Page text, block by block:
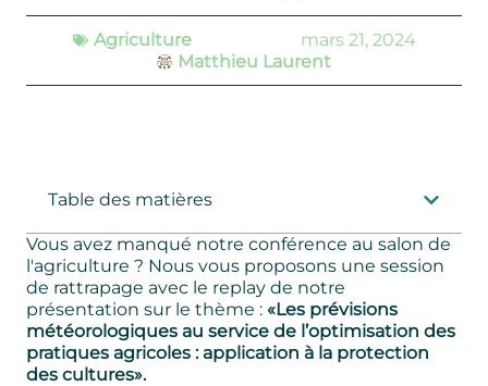
Agriculture
mars 21, 2024
Matthieu Laurent
Table des matières
Vous avez manqué notre conférence au salon de
l'agriculture ? Nous vous proposons une session
de rattrapage avec le replay de notre
présentation sur le thème : «Les prévisions
météorologiques au service de l’optimisation des
pratiques agricoles : application à la protection
des cultures».